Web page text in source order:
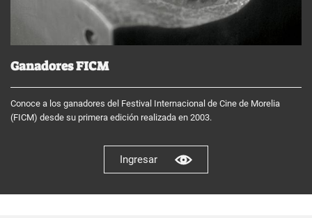
Ganadores FICM
Conoce a los ganadores del Festival Internacional de Cine de Morelia
(FICM) desde su primera edición realizada en 2003.
Ingresar